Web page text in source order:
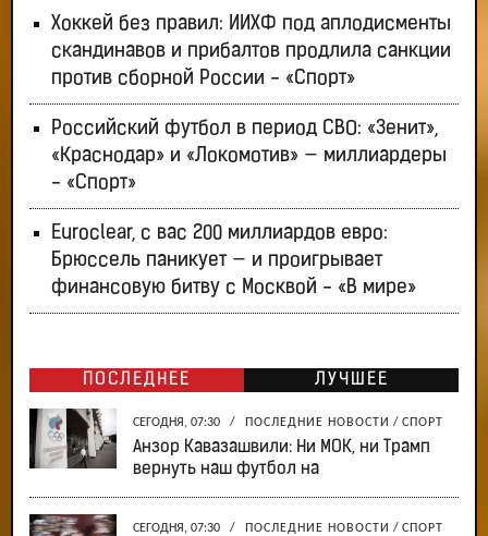
Хоккей без правил: ИИХФ под аплодисменты
скандинавов и прибалтов продлила санкции
против сборной России - «Спорт»
Российский футбол в период СВО: «Зенит»,
«Краснодар» и «Локомотив» — миллиардеры
- «Спорт»
Euroclear, с вас 200 миллиардов евро:
Брюссель паникует — и проигрывает
финансовую битву с Москвой - «В мире»
ПОСЛЕДНЕЕ ЛУЧШЕЕ
СЕГОДНЯ, 07:30 / ПОСЛЕДНИЕ НОВОСТИ / СПОРТ
Анзор Кавазашвили: Ни МОК, ни Трамп
вернуть наш футбол на
СЕГОДНЯ, 07:30 / ПОСЛЕДНИЕ НОВОСТИ / СПОРТ